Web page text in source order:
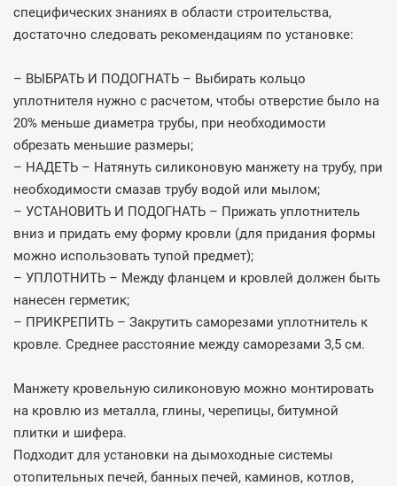
специфических знаниях в области строительства,
достаточно следовать рекомендациям по установке:
– ВЫБРАТЬ И ПОДОГНАТЬ – Выбирать кольцо
уплотнителя нужно с расчетом, чтобы отверстие было на
20% меньше диаметра трубы, при необходимости
обрезать меньшие размеры;
– НАДЕТЬ – Натянуть силиконовую манжету на трубу, при
необходимости смазав трубу водой или мылом;
– УСТАНОВИТЬ И ПОДОГНАТЬ – Прижать уплотнитель
вниз и придать ему форму кровли (для придания формы
можно использовать тупой предмет);
– УПЛОТНИТЬ – Между фланцем и кровлей должен быть
нанесен герметик;
– ПРИКРЕПИТЬ – Закрутить саморезами уплотнитель к
кровле. Среднее расстояние между саморезами 3,5 см.
Манжету кровельную силиконовую можно монтировать
на кровлю из металла, глины, черепицы, битумной
плитки и шифера.
Подходит для установки на дымоходные системы
отопительных печей, банных печей, каминов, котлов,